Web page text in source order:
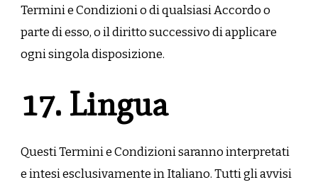
Termini e Condizioni o di qualsiasi Accordo o
parte di esso, o il diritto successivo di applicare
ogni singola disposizione.
17. Lingua
Questi Termini e Condizioni saranno interpretati
e intesi esclusivamente in Italiano. Tutti gli avvisi